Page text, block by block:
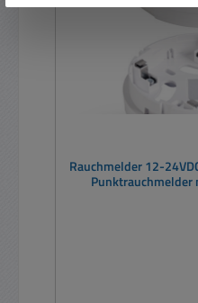
Rauchmelder 12-
Punktrauchmelder